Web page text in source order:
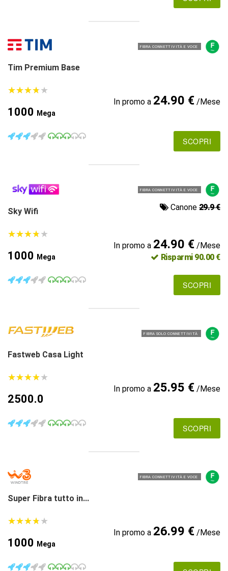
FIBRA CONNETTIVITÀ E VOCE
Tim Premium Base
★★★★★
★★★★★
1000 Mega
In promo a 24.90 €/Mese
SCOPRI
FIBRA CONNETTIVITÀ E VOCE
Sky Wifi Canone 29.9 €
★★★★★
★★★★★
1000 Mega
In promo a 24.90 €/Mese
Risparmi 90.00 €
SCOPRI
FIBRA SOLO CONNETTIVITÀ
Fastweb Casa Light
★★★★★
★★★★★
2500.0
In promo a 25.95 €/Mese
SCOPRI
FIBRA CONNETTIVITÀ E VOCE
Super Fibra tutto in...
★★★★★
★★★★★
1000 Mega
In promo a 26.99 €/Mese